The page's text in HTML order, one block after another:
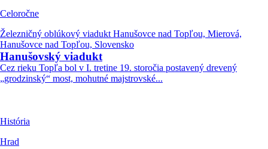
Celoročne
Železničný oblúkový viadukt Hanušovce nad Topľou, Mierová,
Hanušovce nad Topľou, Slovensko
Hanušovský viadukt
Cez rieku Topľa bol v I. tretine 19. storočia postavený drevený
„grodzinský“ most, mohutné majstrovské...
História
Hrad